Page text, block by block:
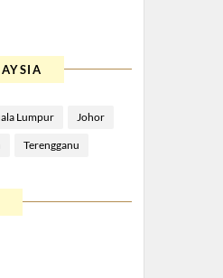
Lumpur Johor
Terengganu